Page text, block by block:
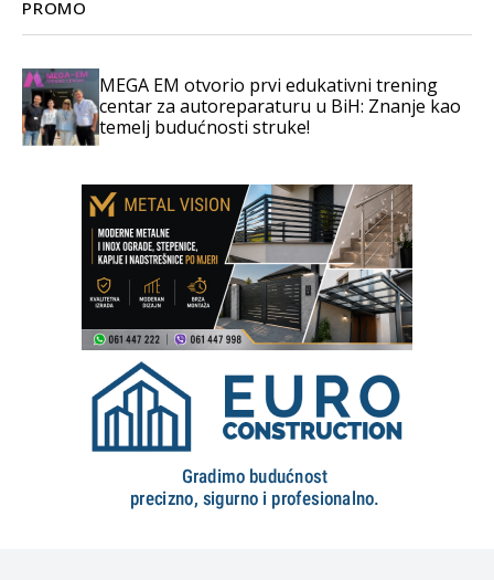
PROMO
MEGA EM otvorio prvi edukativni trening
centar za autoreparaturu u BiH: Znanje kao
temelj budućnosti struke!